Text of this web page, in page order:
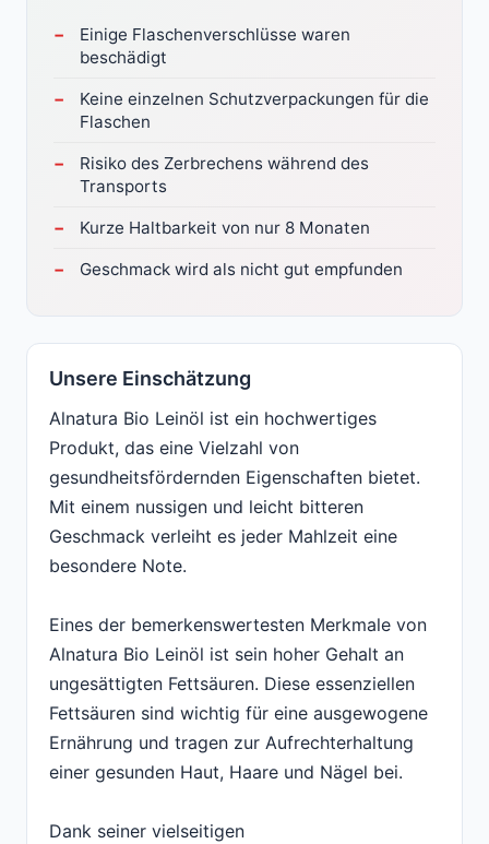
Einige Flaschenverschlüsse waren
beschädigt
Keine einzelnen Schutzverpackungen für die
Flaschen
Risiko des Zerbrechens während des
Transports
Kurze Haltbarkeit von nur 8 Monaten
Geschmack wird als nicht gut empfunden
Unsere Einschätzung
Alnatura Bio Leinöl ist ein hochwertiges
Produkt, das eine Vielzahl von
gesundheitsfördernden Eigenschaften bietet.
Mit einem nussigen und leicht bitteren
Geschmack verleiht es jeder Mahlzeit eine
besondere Note.
Eines der bemerkenswertesten Merkmale von
Alnatura Bio Leinöl ist sein hoher Gehalt an
ungesättigten Fettsäuren. Diese essenziellen
Fettsäuren sind wichtig für eine ausgewogene
Ernährung und tragen zur Aufrechterhaltung
einer gesunden Haut, Haare und Nägel bei.
Dank seiner vielseitigen